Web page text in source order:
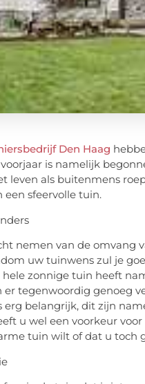
Den Haag
is namelijk
leven als buitenmens
een sfeervolle tuin.
nemen van de omvang
uw tuinwens zul je
hele zonnige tuin heeft
er tegenwoordig genoeg
erg belangrijk, dit zijn
u wel een voorkeur
tuin wilt of dat u toch